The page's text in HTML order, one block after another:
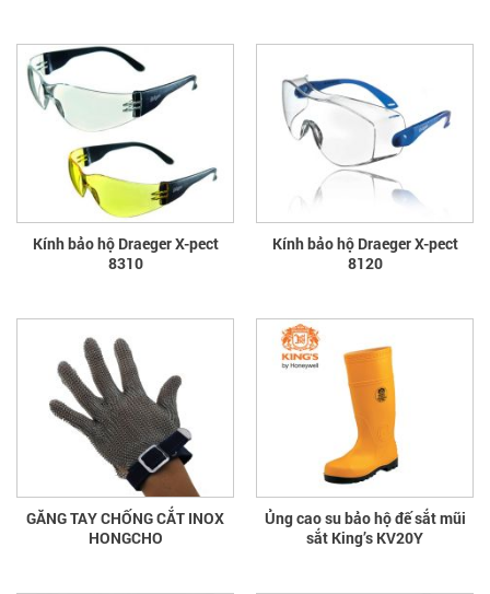
Kính bảo hộ Draeger X-pect
8310
Kính bảo hộ Draeger X-pect
8120
GĂNG TAY CHỐNG CẮT INOX
HONGCHO
Ủng cao su bảo hộ đế sắt mũi
sắt King’s KV20Y